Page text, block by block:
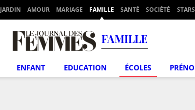
JARDIN AMOUR MARIAGE FAMILLE SANTÉ SOCIÉTÉ STARS
FAMILLE
ENFANT EDUCATION ÉCOLES